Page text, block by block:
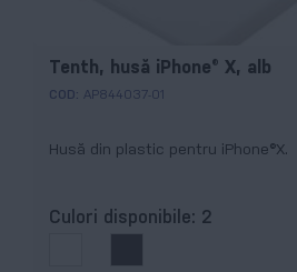
Tenth, husă iPhone® X, alb
COD: AP844037-01
Husă din plastic pentru iPhone®X.
Culori disponibile: 2